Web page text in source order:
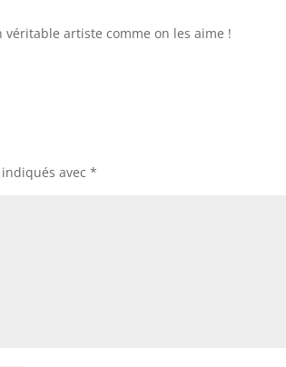
artiste comme on les aime !
indiqués avec*